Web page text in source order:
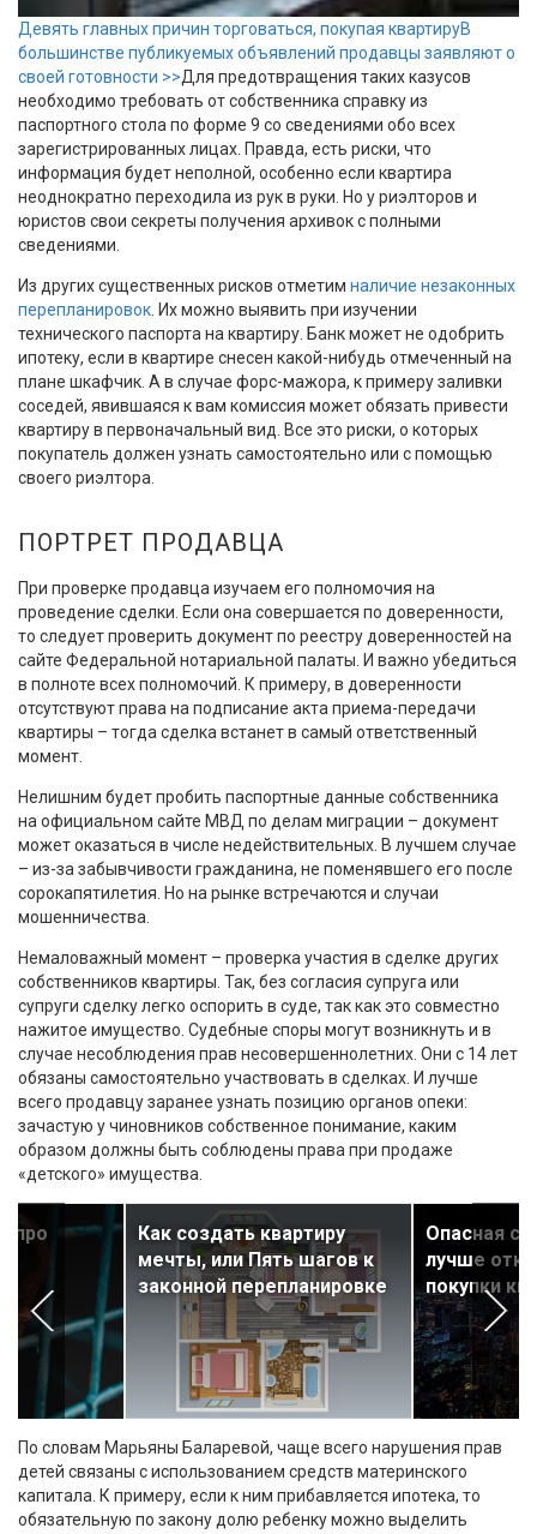
Девять главных причин торговаться, покупая квартируВ
большинстве публикуемых объявлений продавцы заявляют о
своей готовности >>Для предотвращения таких казусов
необходимо требовать от собственника справку из
паспортного стола по форме 9 со сведениями обо всех
зарегистрированных лицах. Правда, есть риски, что
информация будет неполной, особенно если квартира
неоднократно переходила из рук в руки. Но у риэлторов и
юристов свои секреты получения архивок с полными
сведениями.
Из других существенных рисков отметим наличие незаконных
перепланировок . Их можно выявить при изучении
технического паспорта на квартиру. Банк может не одобрить
ипотеку, если в квартире снесен какой-нибудь отмеченный на
плане шкафчик. А в случае форс-мажора, к примеру заливки
соседей, явившаяся к вам комиссия может обязать привести
квартиру в первоначальный вид. Все это риски, о которых
покупатель должен узнать самостоятельно или с помощью
своего риэлтора.
ПОРТРЕТ ПРОДАВЦА
При проверке продавца изучаем его полномочия на
проведение сделки. Если она совершается по доверенности,
то следует проверить документ по реестру доверенностей на
сайте Федеральной нотариальной палаты. И важно убедиться
в полноте всех полномочий. К примеру, в доверенности
отсутствуют права на подписание акта приема-передачи
квартиры – тогда сделка встанет в самый ответственный
момент.
Нелишним будет пробить паспортные данные собственника
на официальном сайте МВД по делам миграции – документ
может оказаться в числе недействительных. В лучшем случае
– из-за забывчивости гражданина, не поменявшего его после
сорокапятилетия. Но на рынке встречаются и случаи
мошенничества.
Немаловажный момент – проверка участия в сделке других
собственников квартиры. Так, без согласия супруга или
супруги сделку легко оспорить в суде, так как это совместно
нажитое имущество. Судебные споры могут возникнуть и в
случае несоблюдения прав несовершеннолетних. Они с 14 лет
обязаны самостоятельно участвовать в сделках. И лучше
всего продавцу заранее узнать позицию органов опеки:
зачастую у чиновников собственное понимание, каким
образом должны быть соблюдены права при продаже
«детского» имущества.
про
Как создать квартиру
мечты, или Пять шагов к
законной перепланировке
Опасная
лучше
покупки
По словам Марьяны Баларевой, чаще всего нарушения прав
детей связаны с использованием средств материнского
капитала. К примеру, если к ним прибавляется ипотека, то
обязательную по закону долю ребенку можно выделить